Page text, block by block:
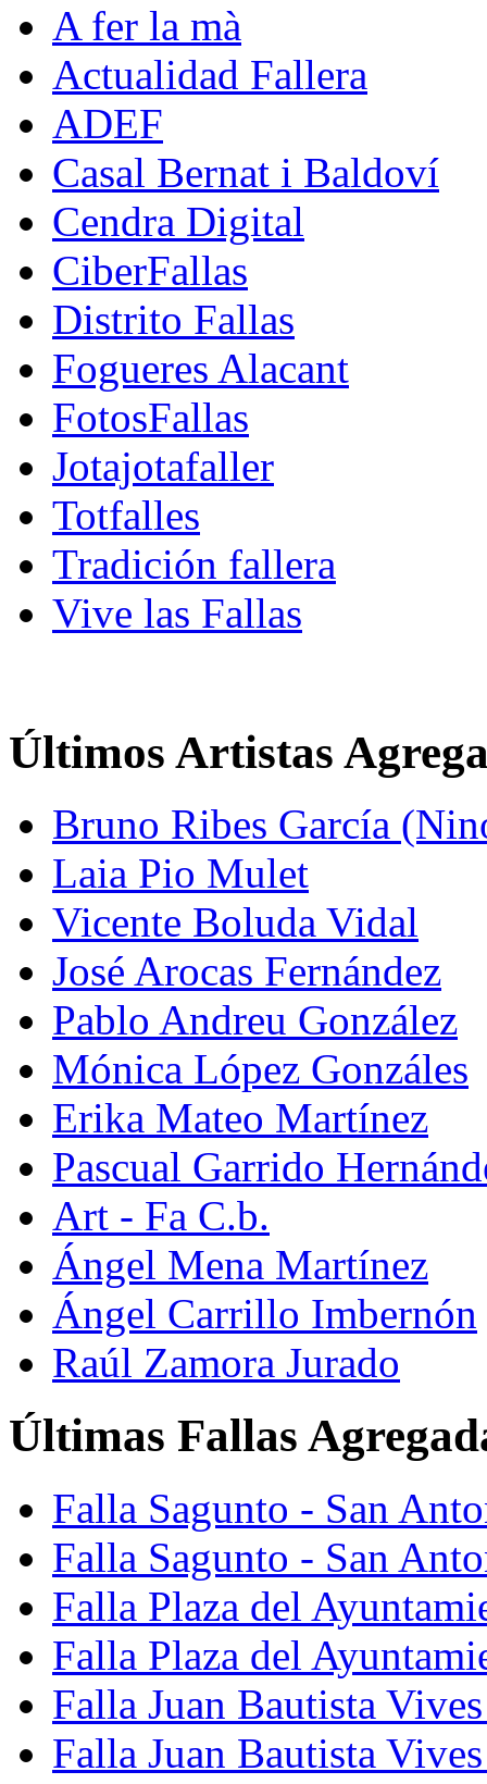
A fer la mà
Actualidad Fallera
ADEF
Casal Bernat i Baldoví
Cendra Digital
CiberFallas
Distrito Fallas
Fogueres Alacant
FotosFallas
Jotajotafaller
Totfalles
Tradición fallera
Vive las Fallas
Últimos Artistas
Bruno Ribes García
Laia Pio Mulet
Vicente Boluda Vidal
José Arocas Fernández
Pablo Andreu González
Mónica López Gonzáles
Erika Mateo Martínez
Pascual Garrido
Art - Fa C.b.
Ángel Mena Martínez
Ángel Carrillo Imbernón
Raúl Zamora Jurado
Últimas Fallas
Falla Sagunto - San
Falla Sagunto - San
Falla Plaza del
Falla Plaza del
Falla Juan Bautista
Falla Juan Bautista